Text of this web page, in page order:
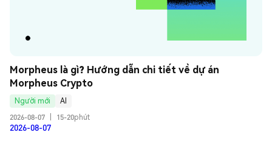
Morpheus là gì? Hướng dẫn chi tiết về dự án
Morpheus Crypto
Người mới
AI
2026-08-07
15-20phút
2026-08-07